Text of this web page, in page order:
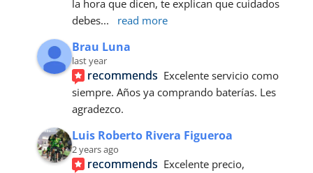
la hora que dicen, te explican que cuidados
debes... read more
Brau Luna
last year
recommends Excelente servicio como
siempre. Años ya comprando baterías. Les
agradezco.
Luis Roberto Rivera Figueroa
2 years ago
recommends Excelente precio,